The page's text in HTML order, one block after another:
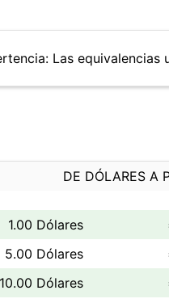
Las equivalencias
DE DÓLARES A
1.00 Dólares
5.00 Dólares
10.00 Dólares